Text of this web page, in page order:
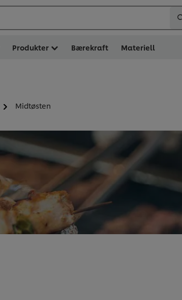
Produkter Bærekraft Materiell
Midtøsten